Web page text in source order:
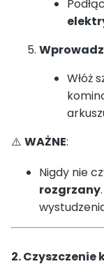
Włóż
⚠️ WAŻNE:
Nigdy nie
rozgrzany
2. Czyszczenie